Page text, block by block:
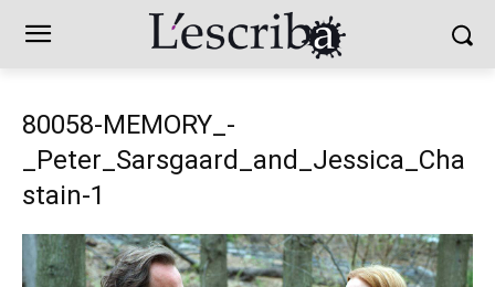
80058-MEMORY_-
_Peter_Sarsgaard_and_Jessica_Cha
stain-1